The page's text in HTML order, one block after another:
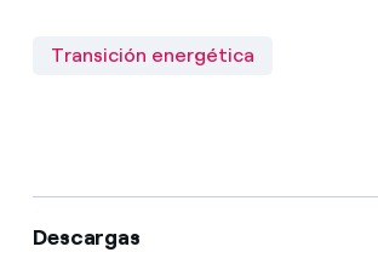
Transición energética
Descargas